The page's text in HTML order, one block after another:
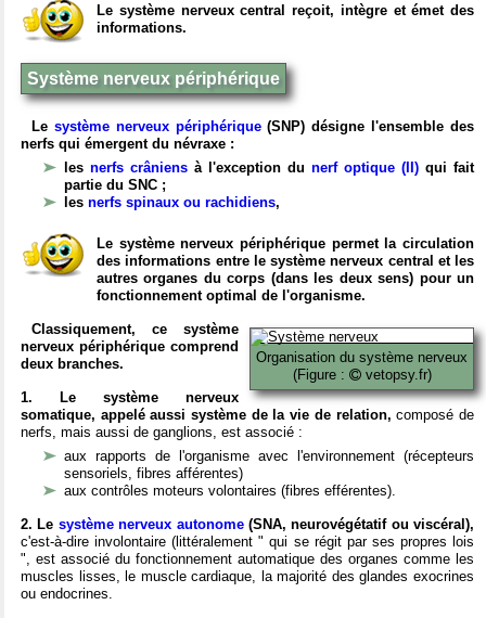
Le système nerveux central reçoit, intègre et émet des
informations.
Système nerveux périphérique
Le système nerveux périphérique(SNP) désigne l'ensemble des
nerfs qui émergent du névraxe :
les nerfs crâniens à l'exception du nerf optique (II) qui fait
partie du SNC ;
les nerfs spinaux ou rachidiens,
Le système nerveux périphérique permet la circulation
des informations entre le système nerveux central et les
autres organes du corps (dans les deux sens) pour un
fonctionnement optimal de l'organisme.
Organisation du système nerveux
(Figure :
vetopsy.fr)
Classiquement, ce système
nerveux périphérique comprend
deux branches.
1. Le système nerveux
somatique, appelé aussi système de la vie de relation, composé de
nerfs, mais aussi de ganglions, est associé :
aux rapports de l'organisme avec l'environnement (récepteurs
sensoriels, fibres afférentes)
aux contrôles moteurs volontaires (fibres efférentes).
2. Le système nerveux autonome(SNA, neurovégétatif ou viscéral),
c'est-à-dire involontaire (littéralement " qui se régit par ses propres lois
", est associé du fonctionnement automatique des organes comme les
muscles lisses, le muscle cardiaque, la majorité des glandes exocrines
ou endocrines.